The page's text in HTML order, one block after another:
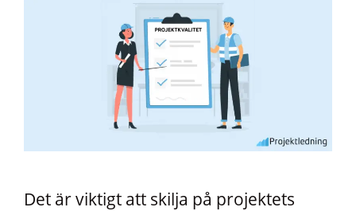
Det är viktigt att skilja på projektets